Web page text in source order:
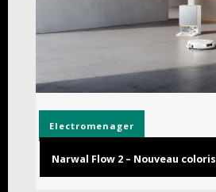
Electromenager
Narwal Flow 2 – Nouveau coloris